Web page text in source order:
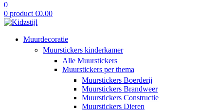
0
0 product €0.00
Muurdecoratie
Muurstickers kinderkamer
Alle Muurstickers
Muurstickers per thema
Muurstickers Boerderij
Muurstickers Brandweer
Muurstickers Constructie
Muurstickers Dieren